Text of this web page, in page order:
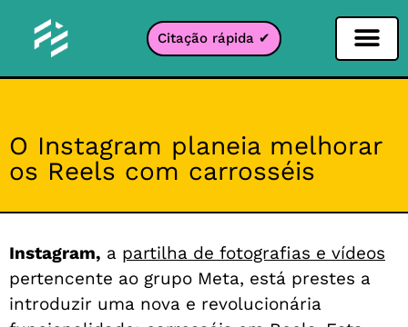
Citação rápida ✔
O Instagram planeia melhorar
os Reels com carrosséis
Instagram, a partilha de fotografias e vídeos
pertencente ao grupo Meta, está prestes a
introduzir uma nova e revolucionária